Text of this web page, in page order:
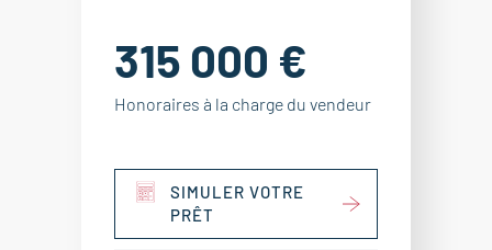
315 000 €
Honoraires à la charge du vendeur
SIMULER VOTRE
PRÊT